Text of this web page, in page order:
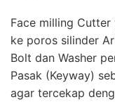
Face milling
ke poros silinder
Bolt dan Washer
Pasak (Keyway)
agar tercekap